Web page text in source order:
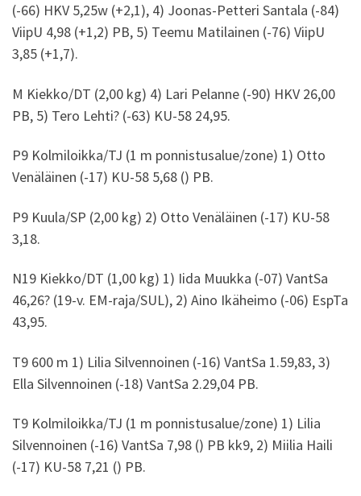
(-66) HKV 5,25w (+2,1), 4) Joonas-Petteri Santala (-84)
ViipU 4,98 (+1,2) PB, 5) Teemu Matilainen (-76) ViipU
3,85 (+1,7).
M Kiekko/DT (2,00 kg) 4) Lari Pelanne (-90) HKV 26,00
PB, 5) Tero Lehti? (-63) KU-58 24,95.
P9 Kolmiloikka/TJ (1 m ponnistusalue/zone) 1) Otto
Venäläinen (-17) KU-58 5,68 () PB.
P9 Kuula/SP (2,00 kg) 2) Otto Venäläinen (-17) KU-58
3,18.
N19 Kiekko/DT (1,00 kg) 1) Iida Muukka (-07) VantSa
46,26? (19-v. EM-raja/SUL), 2) Aino Ikäheimo (-06) EspTa
43,95.
T9 600 m 1) Lilia Silvennoinen (-16) VantSa 1.59,83, 3)
Ella Silvennoinen (-18) VantSa 2.29,04 PB.
T9 Kolmiloikka/TJ (1 m ponnistusalue/zone) 1) Lilia
Silvennoinen (-16) VantSa 7,98 () PB kk9, 2) Miilia Haili
(-17) KU-58 7,21 () PB.